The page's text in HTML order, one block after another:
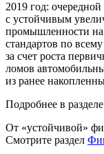
2019 год:
с устойчивым
промышленности на
стандартов по
за счет роста
ломов
из ранее
Подробнее в разделе
От «устойчивой»
Смотрите раздел